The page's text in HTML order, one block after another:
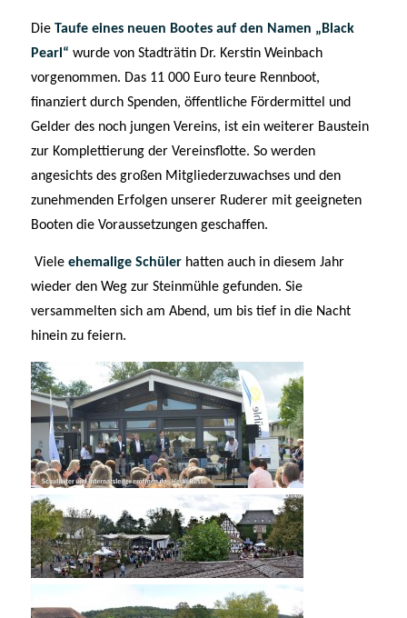
Die Taufe eines neuen Bootes auf den Namen „Black
Pearl“ wurde von Stadträtin Dr. Kerstin Weinbach
vorgenommen. Das 11 000 Euro teure Rennboot,
finanziert durch Spenden, öffentliche Fördermittel und
Gelder des noch jungen Vereins, ist ein weiterer Baustein
zur Komplettierung der Vereinsflotte. So werden
angesichts des großen Mitgliederzuwachses und den
zunehmenden Erfolgen unserer Ruderer mit geeigneten
Booten die Voraussetzungen geschaffen.
Viele ehemalige Schülerhatten auch in diesem Jahr
wieder den Weg zur Steinmühle gefunden. Sie
versammelten sich am Abend, um bis tief in die Nacht
hinein zu feiern.